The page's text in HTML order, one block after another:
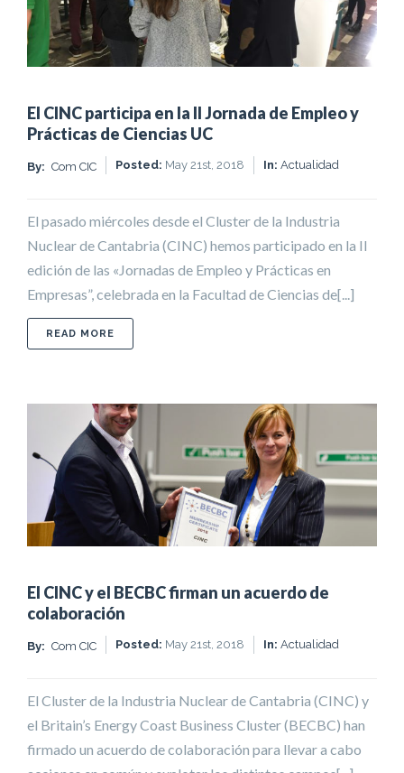
El CINC participa en la II Jornada de Empleo y
Prácticas de Ciencias UC
By: Com CIC Posted: May 21st, 2018 In: Actualidad
El pasado miércoles desde el Cluster de la Industria
Nuclear de Cantabria (CINC) hemos participado en la II
edición de las «Jornadas de Empleo y Prácticas en
Empresas”, celebrada en la Facultad de Ciencias de[...]
READ MORE
El CINC y el BECBC firman un acuerdo de
colaboración
By: Com CIC Posted: May 21st, 2018 In: Actualidad
El Cluster de la Industria Nuclear de Cantabria (CINC) y
el Britain’s Energy Coast Business Cluster (BECBC) han
firmado un acuerdo de colaboración para llevar a cabo